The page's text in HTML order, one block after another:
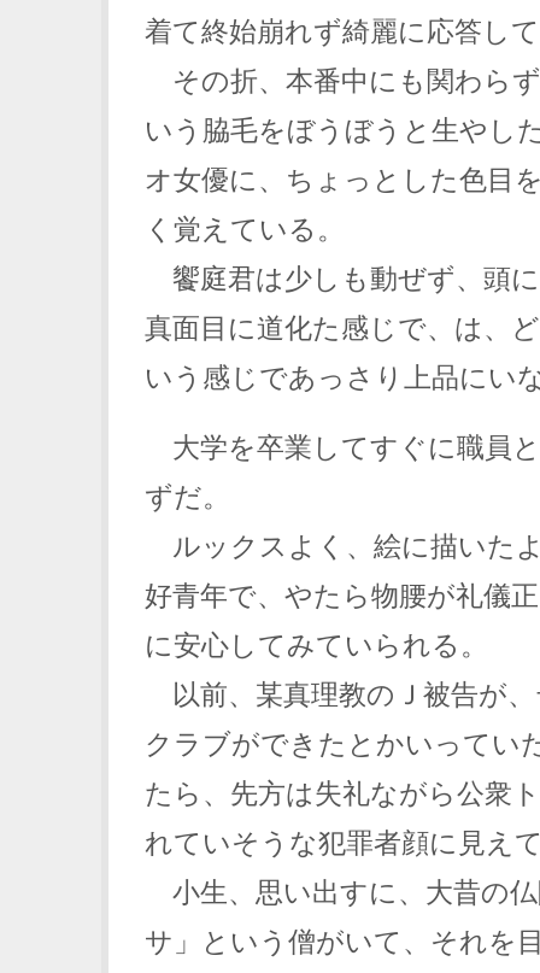
着て終始崩れず綺麗に応答し
その折、本番中にも関わら
いう脇毛をぼうぼうと生やし
オ女優に、ちょっとした色目
く覚えている。
饗庭君は少しも動ぜず、頭
真面目に道化た感じで、は、
いう感じであっさり上品にい
大学を卒業してすぐに職員
ずだ。
ルックスよく、絵に描いた
好青年で、やたら物腰が礼儀
に安心してみていられる。
以前、某真理教のＪ被告が
クラブができたとかいってい
たら、先方は失礼ながら公衆
れていそうな犯罪者顔に見え
小生、思い出すに、大昔の
サ」という僧がいて、それを